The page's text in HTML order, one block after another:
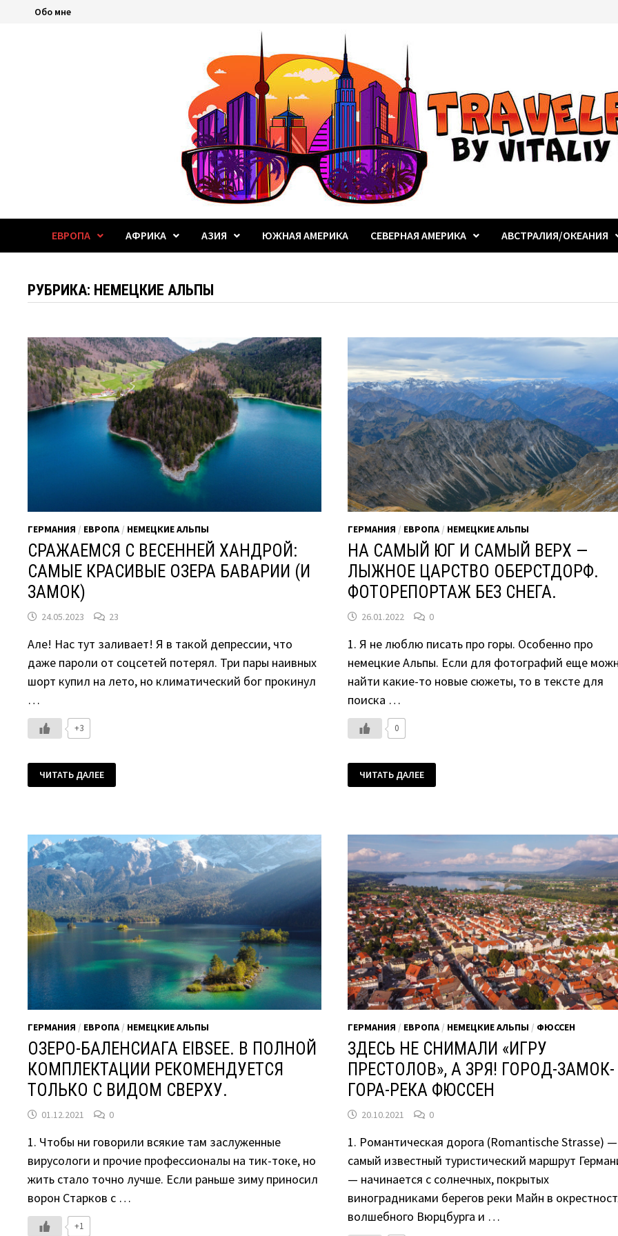
ПерейтиОбо мне
ЕВРОПА АФРИКА АЗИЯ ЮЖНАЯ АМЕРИКА СЕВЕРНАЯ АМЕРИКА АВСТРАЛИЯ/ОКЕАНИЯ
РУБРИКА: НЕМЕЦКИЕ АЛЬПЫ
ГЕРМАНИЯ / ЕВРОПА / НЕМЕЦКИЕ АЛЬПЫ
СРАЖАЕМСЯ С ВЕСЕННЕЙ ХАНДРОЙ:
САМЫЕ КРАСИВЫЕ ОЗЕРА БАВАРИИ (И
ЗАМОК)
24.05.2023 23
Але! Нас тут заливает! Я в такой депрессии, что
даже пароли от соцсетей потерял. Три пары наивных
шорт купил на лето, но климатический бог прокинул
…
+3
С
ВЕСЕННЕЙ
БАВАРИИ
(И
ЗАМОК)
ЧИТАТЬ ДАЛЕЕ
ГЕРМАНИЯ / ЕВРОПА / НЕМЕЦКИЕ АЛЬПЫ
НА САМЫЙ ЮГ И САМЫЙ ВЕРХ —
ЛЫЖНОЕ ЦАРСТВО ОБЕРСТДОРФ.
ФОТОРЕПОРТАЖ БЕЗ СНЕГА.
26.01.2022 0
1. Я не люблю писать про горы. Особенно про
немецкие Альпы. Если для фотографий еще
найти какие-то новые сюжеты, то в тексте для
поиска …
0
САМЫЙ
ЮГ
ЛЫЖНОЕ
ЦАРСТВО
ОБЕРСТДОРФ.
ФОТОРЕПОРТАЖ
БЕЗ
СНЕГА.
ЧИТАТЬ ДАЛЕЕ
ГЕРМАНИЯ / ЕВРОПА / НЕМЕЦКИЕ АЛЬПЫ
ОЗЕРО-БАЛЕНСИАГА EIBSEE. В ПОЛНОЙ
КОМПЛЕКТАЦИИ РЕКОМЕНДУЕТСЯ
ТОЛЬКО С ВИДОМ СВЕРХУ.
01.12.2021 0
1. Чтобы ни говорили всякие там заслуженные
вирусологи и прочие профессионалы на тик-токе, но
жить стало точно лучше. Если раньше зиму приносил
ворон Старков с …
+1
ГЕРМАНИЯ / ЕВРОПА / НЕМЕЦКИЕ АЛЬПЫ / ФЮССЕН
ЗДЕСЬ НЕ СНИМАЛИ «ИГРУ
ПРЕСТОЛОВ», А ЗРЯ! ГОРОД-ЗАМОК-
ГОРА-РЕКА ФЮССЕН
20.10.2021 0
1. Романтическая дорога (Romantische Strasse) —
самый известный туристический маршрут
— начинается с солнечных, покрытых
виноградниками берегов реки Майн в
волшебного Вюрцбурга и …